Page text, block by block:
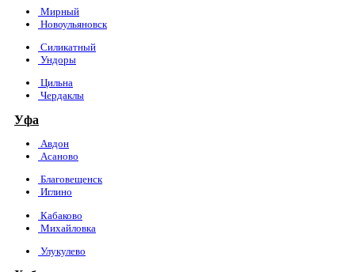
Мирный
Новоульяновск
Силикатный
Ундоры
Цильна
Чердаклы
Уфа
Авдон
Асаново
Благовещенск
Иглино
Кабаково
Михайловка
Улукулево